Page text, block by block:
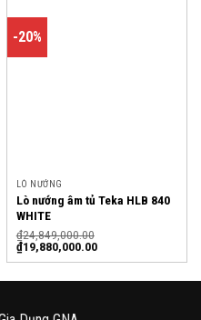
-20%
LÒ NƯỚNG
Lò nướng âm tủ Teka HLB 840
WHITE
₫24,849,000.00
₫19,880,000.00